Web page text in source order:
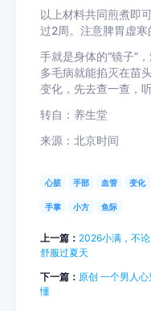
以上材料共同煎煮即
过2周。注意脾胃虚寒
手就是身体的“镜子”
多毛病就能掐灭在苗
变化，先去查一查，
转自：养生堂
来源：北京时间
心脏 手部 血管 变化
手掌 小方 鱼际
上一篇： 2026小满，不
舒服过夏天
下一篇： 原创 一个男人
懂